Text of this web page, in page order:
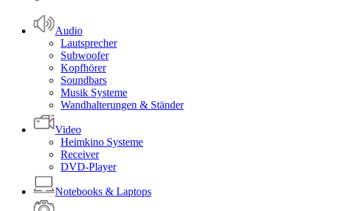
Audio
Lautsprecher
Subwoofer
Kopfhörer
Soundbars
Musik Systeme
Wandhalterungen & Ständer
Video
Heimkino Systeme
Receiver
DVD-Player
Notebooks & Laptops